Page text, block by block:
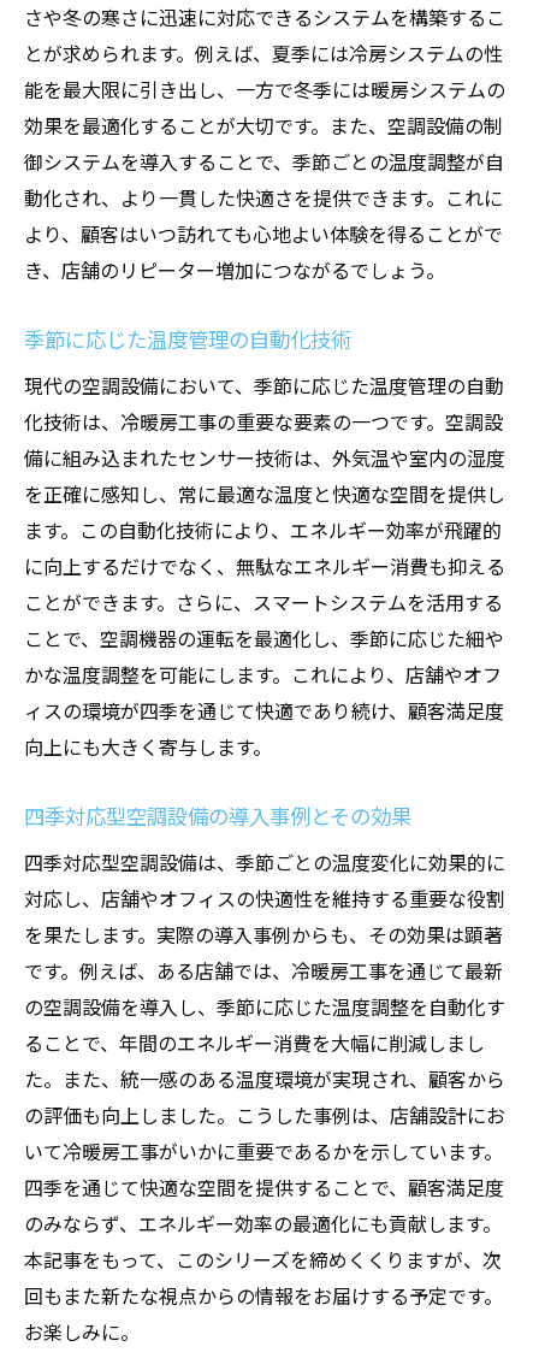
さや冬の寒さに迅速に対応できるシステムを構築するこ
とが求められます。例えば、夏季には冷房システムの性
能を最大限に引き出し、一方で冬季には暖房システムの
効果を最適化することが大切です。また、空調設備の制
御システムを導入することで、季節ごとの温度調整が自
動化され、より一貫した快適さを提供できます。これに
より、顧客はいつ訪れても心地よい体験を得ることがで
き、店舗のリピーター増加につながるでしょう。
季節に応じた温度管理の自動化技術
現代の空調設備において、季節に応じた温度管理の自動
化技術は、冷暖房工事の重要な要素の一つです。空調設
備に組み込まれたセンサー技術は、外気温や室内の湿度
を正確に感知し、常に最適な温度と快適な空間を提供し
ます。この自動化技術により、エネルギー効率が飛躍的
に向上するだけでなく、無駄なエネルギー消費も抑える
ことができます。さらに、スマートシステムを活用する
ことで、空調機器の運転を最適化し、季節に応じた細や
かな温度調整を可能にします。これにより、店舗やオフ
ィスの環境が四季を通じて快適であり続け、顧客満足度
向上にも大きく寄与します。
四季対応型空調設備の導入事例とその効果
四季対応型空調設備は、季節ごとの温度変化に効果的に
対応し、店舗やオフィスの快適性を維持する重要な役割
を果たします。実際の導入事例からも、その効果は顕著
です。例えば、ある店舗では、冷暖房工事を通じて最新
の空調設備を導入し、季節に応じた温度調整を自動化す
ることで、年間のエネルギー消費を大幅に削減しまし
た。また、統一感のある温度環境が実現され、顧客から
の評価も向上しました。こうした事例は、店舗設計にお
いて冷暖房工事がいかに重要であるかを示しています。
四季を通じて快適な空間を提供することで、顧客満足度
のみならず、エネルギー効率の最適化にも貢献します。
本記事をもって、このシリーズを締めくくりますが、次
回もまた新たな視点からの情報をお届けする予定です。
お楽しみに。